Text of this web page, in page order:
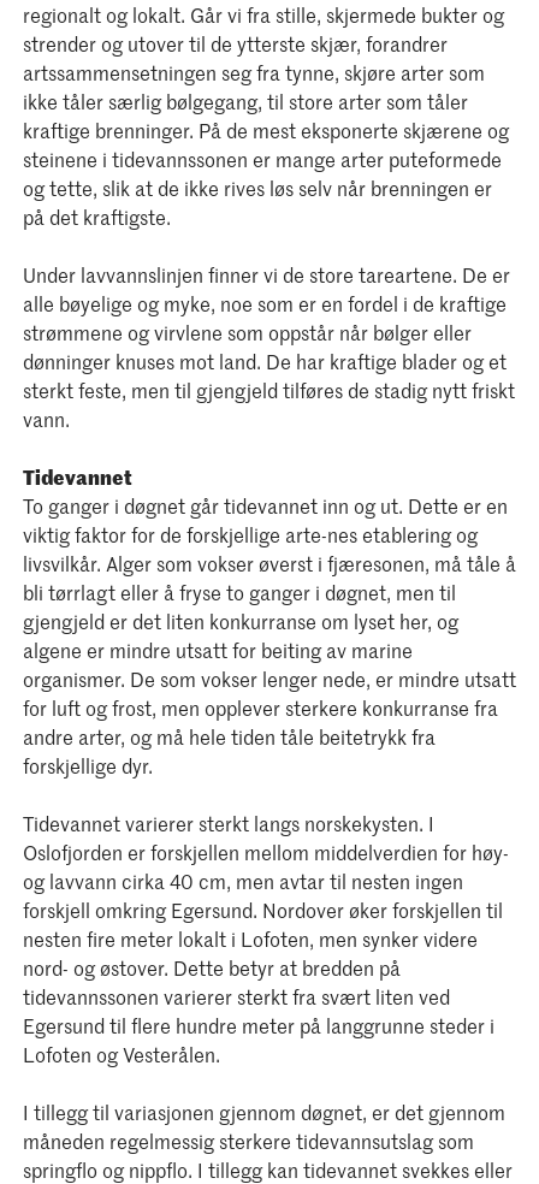
regionalt og lokalt. Går vi fra stille, skjermede bukter og
strender og utover til de ytterste skjær, forandrer
artssammensetningen seg fra tynne, skjøre arter som
ikke tåler særlig bølgegang, til store arter som tåler
kraftige brenninger. På de mest eksponerte skjærene og
steinene i tidevannssonen er mange arter puteformede
og tette, slik at de ikke rives løs selv når brenningen er
på det kraftigste.
Under lavvannslinjen finner vi de store tareartene. De er
alle bøyelige og myke, noe som er en fordel i de kraftige
strømmene og virvlene som oppstår når bølger eller
dønninger knuses mot land. De har kraftige blader og et
sterkt feste, men til gjengjeld tilføres de stadig nytt friskt
vann.
Tidevannet
To ganger i døgnet går tidevannet inn og ut. Dette er en
viktig faktor for de forskjellige arte-nes etablering og
livsvilkår. Alger som vokser øverst i fjæresonen, må tåle å
bli tørrlagt eller å fryse to ganger i døgnet, men til
gjengjeld er det liten konkurranse om lyset her, og
algene er mindre utsatt for beiting av marine
organismer. De som vokser lenger nede, er mindre utsatt
for luft og frost, men opplever sterkere konkurranse fra
andre arter, og må hele tiden tåle beitetrykk fra
forskjellige dyr.
Tidevannet varierer sterkt langs norskekysten. I
Oslofjorden er forskjellen mellom middelverdien for høy-
og lavvann cirka 40 cm, men avtar til nesten ingen
forskjell omkring Egersund. Nordover øker forskjellen til
nesten fire meter lokalt i Lofoten, men synker videre
nord- og østover. Dette betyr at bredden på
tidevannssonen varierer sterkt fra svært liten ved
Egersund til flere hundre meter på langgrunne steder i
Lofoten og Vesterålen.
I tillegg til variasjonen gjennom døgnet, er det gjennom
måneden regelmessig sterkere tidevannsutslag som
springflo og nippflo. I tillegg kan tidevannet svekkes eller